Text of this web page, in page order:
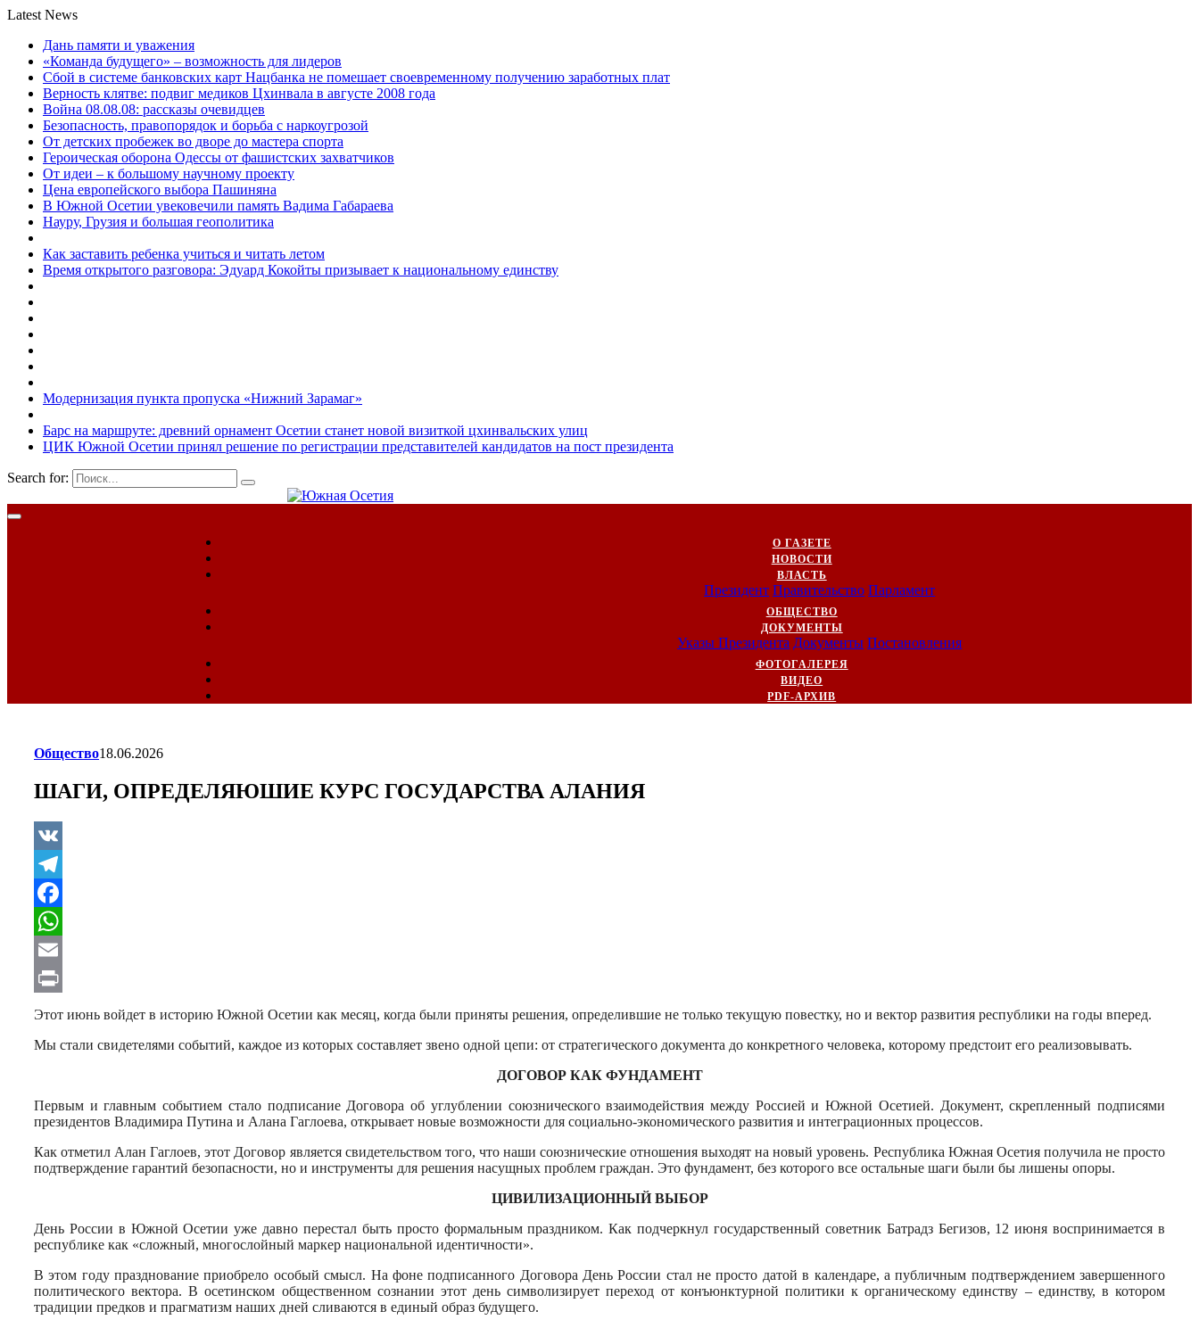
Latest News
Дань памяти и уважения
«Команда будущего» – возможность для лидеров
Сбой в системе банковских карт Нацбанка не помешает своевременному получению заработных плат
Верность клятве: подвиг медиков Цхинвала в августе 2008 года
Война 08.08.08: рассказы очевидцев
Безопасность, правопорядок и борьба с наркоугрозой
От детских пробежек во дворе до мастера спорта
Героическая оборона Одессы от фашистских захватчиков
От идеи – к большому научному проекту
Цена европейского выбора Пашиняна
В Южной Осетии увековечили память Вадима Габараева
Науру, Грузия и большая геополитика
Как заставить ребенка учиться и читать летом
Время открытого разговора: Эдуард Кокойты призывает к национальному единству
Модернизация пункта пропуска «Нижний Зарамаг»
Барс на маршруте: древний орнамент Осетии станет новой визиткой цхинвальских улиц
ЦИК Южной Осетии принял решение по регистрации представителей кандидатов на пост президента
Search for:
О ГАЗЕТЕ
НОВОСТИ
ВЛАСТЬ
Президент Правительство Парламент
ОБЩЕСТВО
ДОКУМЕНТЫ
Указы Президента Документы Постановления
ФОТОГАЛЕРЕЯ
ВИДЕО
PDF-АРХИВ
Общество18.06.2026
ШАГИ, ОПРЕДЕЛЯЮШИЕ КУРС ГОСУДАРСТВА АЛАНИЯ
VK
Telegram
Facebook
WhatsApp
Email
Print
Этот июнь войдет в историю Южной Осетии как месяц, когда были приняты решения, определившие не только текущую повестку, но и вектор развития республики на годы вперед.
Мы стали свидетелями событий, каждое из которых составляет звено одной цепи: от стратегического документа до конкретного человека, которому предстоит его реализовывать.
ДОГОВОР КАК ФУНДАМЕНТ
Первым и главным событием стало подписание Договора об углублении союзнического взаимодействия между Россией и Южной Осетией. Документ, скрепленный подписями
президентов Владимира Путина и Алана Гаглоева, открывает новые возможности для социально-экономического развития и интеграционных процессов.
Как отметил Алан Гаглоев, этот Договор является свидетельством того, что наши союзнические отношения выходят на новый уровень. Республика Южная Осетия получила не просто
подтверждение гарантий безопасности, но и инструменты для решения насущных проблем граждан. Это фундамент, без которого все остальные шаги были бы лишены опоры.
ЦИВИЛИЗАЦИОННЫЙ ВЫБОР
День России в Южной Осетии уже давно перестал быть просто формальным праздником. Как подчеркнул государственный советник Батрадз Бегизов, 12 июня воспринимается в
республике как «сложный, многослойный маркер национальной идентичности».
В этом году празднование приобрело особый смысл. На фоне подписанного Договора День России стал не просто датой в календаре, а публичным подтверждением завершенного
политического вектора. В осетинском общественном сознании этот день символизирует переход от конъюнктурной политики к органическому единству – единству, в котором
традиции предков и прагматизм наших дней сливаются в единый образ будущего.